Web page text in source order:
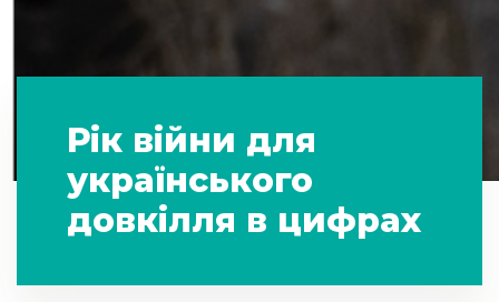
Рік війни для
українського
довкілля в цифрах